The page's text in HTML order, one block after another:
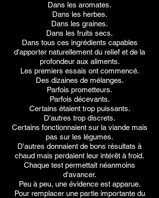
Dans les aromates.
Dans les herbes.
Dans les graines.
Dans les fruits secs.
Dans tous ces ingrédients capables
d'apporter naturellement du relief et de la
profondeur aux aliments.
Les premiers essais ont commencé.
Des dizaines de mélanges.
Parfois prometteurs.
Parfois décevants.
Certains étaient trop puissants.
D'autres trop discrets.
Certains fonctionnaient sur la viande mais
pas sur les légumes.
D'autres donnaient de bons résultats à
chaud mais perdaient leur intérêt à froid.
Chaque test permettait néanmoins
d'avancer.
Peu à peu, une évidence est apparue.
Pour remplacer une partie importante du